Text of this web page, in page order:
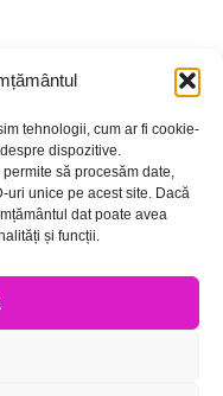
tehnologii, cum ar fi cookie-
dispozitive.
să procesăm date,
uri unice pe acest site. Dacă
dat poate avea
și funcții.